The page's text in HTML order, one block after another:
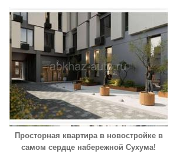
Просторная квартира в новостройке в
самом сердце набережной Сухума!